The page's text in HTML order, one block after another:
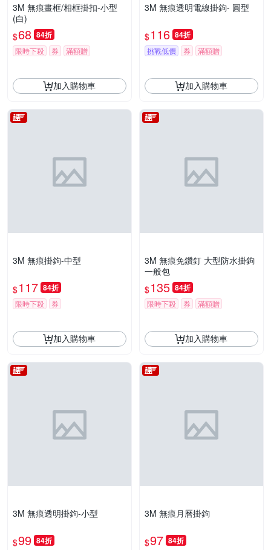
3M 無痕畫框/相框掛扣-小型
(白)
$68 84折
限時下殺 券 滿額贈
加入購物車
3M 無痕透明電線掛鉤- 圓型
$116 84折
挑戰低價 券 滿額贈
加入購物車
3M 無痕掛鉤-中型
$117 84折
限時下殺 券
加入購物車
3M 無痕免鑽釘 大型防水掛鉤
一般包
$135 84折
限時下殺 券 滿額贈
加入購物車
3M 無痕透明掛鉤-小型
$99 84折
3M 無痕月曆掛鉤
$97 84折